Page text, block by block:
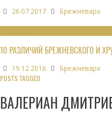
26.07.2017 Брежневарх
10 РАЗЛИЧИЙ БРЕЖНЕВСКОГО И
19.12.2016 Брежневарх
POSTS TAGGED
ВАЛЕРИАН